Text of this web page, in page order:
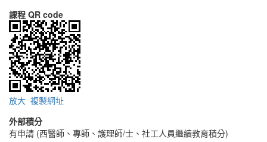
課程 QR code
放大 複製網址
外部積分
有申請 (西醫師、專師、護理師/士、社工人員繼續教育積分)